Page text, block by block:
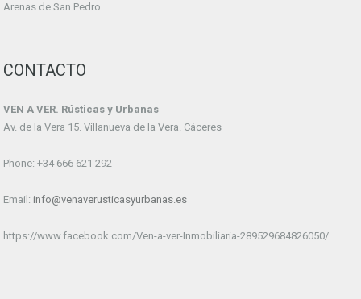
Arenas de San Pedro.
CONTACTO
VEN A VER. Rústicas y Urbanas
Av. de la Vera 15. Villanueva de la Vera. Cáceres
Phone: +34 666 621 292
Email: info@venaverusticasyurbanas.es
https://www.facebook.com/Ven-a-ver-Inmobiliaria-289529684826050/